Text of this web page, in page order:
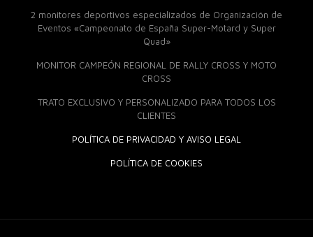
2 monitores deportivos especializados de Organización de
Eventos «Campeonato de España Super-Motard y Super
Quad»
MONITOR CAMPEÓN REGIONAL DE RALLY CROSS Y MOTO
CROSS
TRATO EXCLUSIVO Y PERSONALIZADO PARA TODOS LOS
CLIENTES
POLÍTICA DE PRIVACIDAD Y AVISO LEGAL
POLÍTICA DE COOKIES